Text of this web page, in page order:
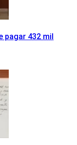
pagar 432 mil